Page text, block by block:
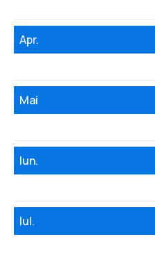
Apr.
Mai
Iun.
Iul.